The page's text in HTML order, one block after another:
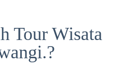
Tour Wisata